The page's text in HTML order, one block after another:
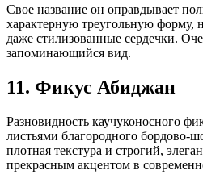
Свое название он оправдывает
характерную треугольную
даже стилизованные сердечки.
запоминающийся вид.
11. Фикус Абиджан
Разновидность каучуконосного
листьями благородного бордово-
плотная текстура и строгий,
прекрасным акцентом в